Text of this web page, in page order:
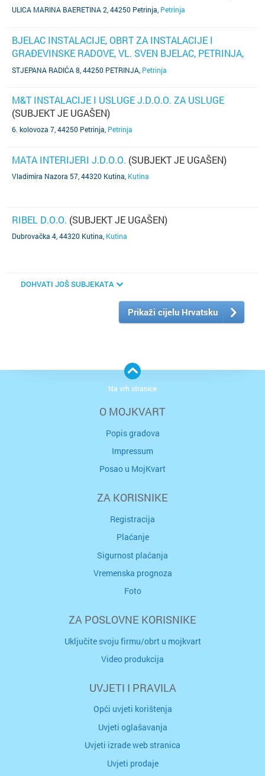
ULICA MARINA BAERETINA 2, 44250 Petrinja Petrinja
BJELAC INSTALACIJE, OBRT ZA INSTALACIJE I
GRAĐEVINSKE RADOVE, VL. SVEN BJELAC, PETRINJA,
STJEPANA RADIĆA 8(SUBJEKT JE UGAŠEN)
STJEPANA RADIĆA 8, 44250 PETRINJA Petrinja
M&T INSTALACIJE I USLUGE J.D.O.O. ZA USLUGE
(SUBJEKT JE UGAŠEN)
6. kolovoza 7, 44250 Petrinja Petrinja
MATA INTERIJERI J.D.O.O. (SUBJEKT JE UGAŠEN)
Vladimira Nazora 57, 44320 Kutina Kutina
RIBEL D.O.O. (SUBJEKT JE UGAŠEN)
Dubrovačka 4, 44320 Kutina Kutina
DOHVATI JOŠ SUBJEKATA
Prikaži cijelu Hrvatsku
O MOJKVART
Popis gradova
Impressum
Posao u MojKvart
ZA KORISNIKE
Registracija
Plaćanje
Sigurnost plaćanja
Vremenska prognoza
Foto
ZA POSLOVNE KORISNIKE
Uključite svoju firmu/obrt u mojkvart
Video produkcija
UVJETI I PRAVILA
Opći uvjeti korištenja
Uvjeti oglašavanja
Uvjeti izrade web stranica
Uvjeti prodaje
Na vrh stranice